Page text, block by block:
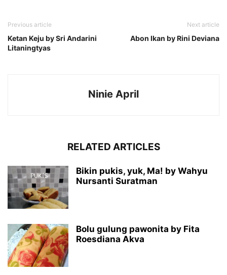
Previous article
Ketan Keju by Sri Andarini
Litaningtyas
Next article
Abon Ikan by Rini Deviana
Ninie April
RELATED ARTICLES
Bikin pukis, yuk, Ma! by Wahyu
Nursanti Suratman
Bolu gulung pawonita by Fita
Roesdiana Akva